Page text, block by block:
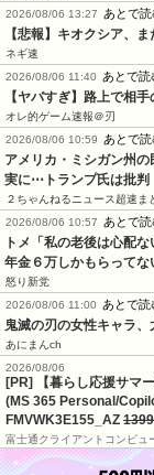
2026/08/06 13:27
あとで読
【悲報】キオクシア、
ネギ速
2026/08/06 11:40
あとで読
【ヤバすぎ】路上で相
オレ的ゲーム速報＠刃
2026/08/06 10:59
あとで読
アメリカ・ミシガン州
実に⋯トランプ氏は批判
２ちゃんねるニュース超速ま
2026/08/06 10:57
あとで読
トメ「私の老後は心配
年金６万しかもらって
怒り新党
2026/08/06 11:00
あとで読
鬼滅の刃の女性キャラ
あにまんch
2026/08/06
[PR] 【暮らし応援サマ
(MS 365 Personal/
FMVWK3E155_AZ
富士通クライアントコンピュ